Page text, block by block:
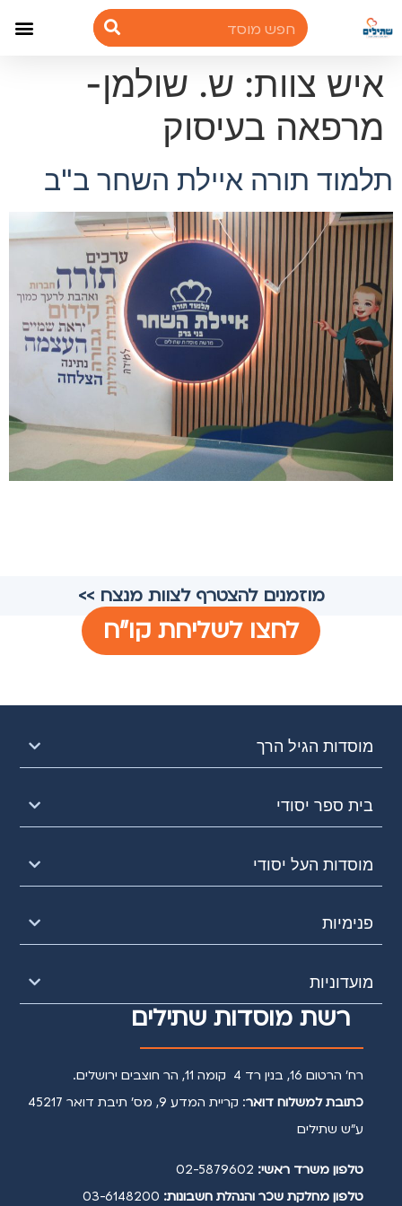
איש צוות: ש. שולמן-
מרפאה בעיסוק
תלמוד תורה איילת השחר ב"ב
מוזמנים להצטרף לצוות מנצח >>
לחצו לשליחת קו"ח
מוסדות הגיל הרך
בית ספר יסודי
מוסדות העל יסודי
פנימיות
מועדוניות
רשת מוסדות שתילים
רח' הרטום 16, בנין רד 4 קומה 11, הר חוצבים ירושלים.
כתובת למשלוח דואר
: קריית המדע 9, מס' תיבת דואר 45217
ע״ש שתילים
טלפון משרד ראשי:
טלפון מחלקת שכר והנהלת חשבונות: 03-6148200